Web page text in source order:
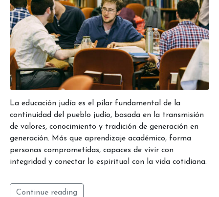
La educación judía es el pilar fundamental de la
continuidad del pueblo judío, basada en la transmisión
de valores, conocimiento y tradición de generación en
generación. Más que aprendizaje académico, forma
personas comprometidas, capaces de vivir con
integridad y conectar lo espiritual con la vida cotidiana.
Continue reading